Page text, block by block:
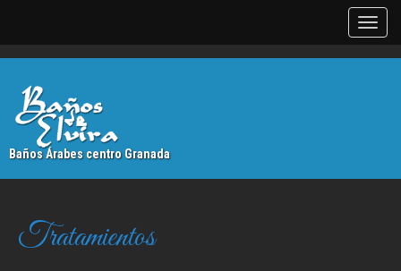
Baños Árabes centro Granada
Tratamientos